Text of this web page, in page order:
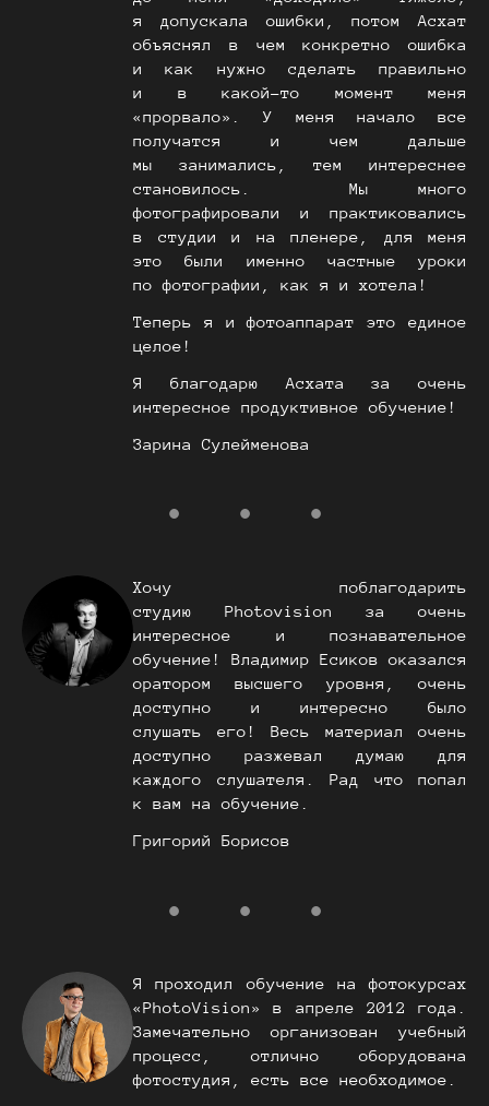
я допускала ошибки, потом Асхат
объяснял в чем конкретно ошибка
и как нужно сделать правильно
и в какой-то момент меня
«прорвало». У меня начало все
получатся и чем дальше
мы занимались, тем интереснее
становилось. Мы много
фотографировали и практиковались
в студии и на пленере, для меня
это были именно частные уроки
по фотографии, как я и хотела!
Теперь я и фотоаппарат это единое
целое!
Я благодарю Асхата за очень
интересное продуктивное обучение!
Зарина Сулейменова
Хочу поблагодарить
студию Photovision за очень
интересное и познавательное
обучение! Владимир Есиков оказался
оратором высшего уровня, очень
доступно и интересно было
слушать его! Весь материал очень
доступно разжевал думаю для
каждого слушателя. Рад что попал
к вам на обучение.
Григорий Борисов
Я проходил обучение на фотокурсах
«PhotoVision» в апреле 2012 года.
Замечательно организован учебный
процесс, отлично оборудована
фотостудия, есть все необходимое.